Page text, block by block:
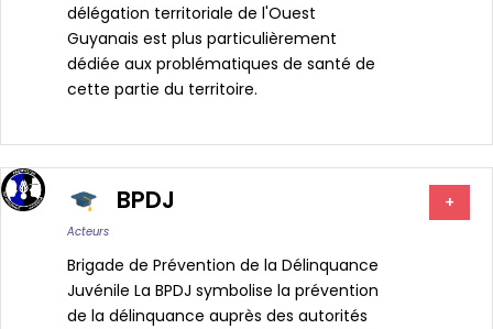
délégation territoriale de l'Ouest
Guyanais est plus particulièrement
dédiée aux problématiques de santé de
cette partie du territoire.
BPDJ
Acteurs
Brigade de Prévention de la Délinquance
Juvénile La BPDJ symbolise la prévention
de la délinquance auprès des autorités
+